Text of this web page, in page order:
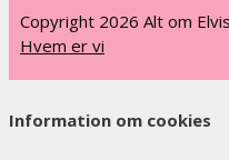
Copyright 2026 Alt om
Hvem er vi
Information om cookies